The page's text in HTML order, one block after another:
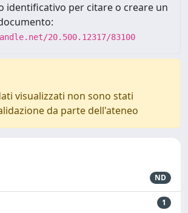
identificativo per citare o creare un
20.500.12317/83100
visualizzati non sono stati
da parte dell'ateneo
ND
1